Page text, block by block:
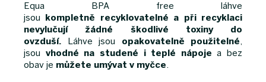
Equa BPA free láhve
jsou
kompletně
recyklovatelné a při recyklaci
nevylučují žádné škodlivé toxiny do
ovzduší.
Láhve jsou opakovatelně použitelné,
jsou vhodné na studené i teplé nápoje a bez
obav je můžete umývat v myčce.